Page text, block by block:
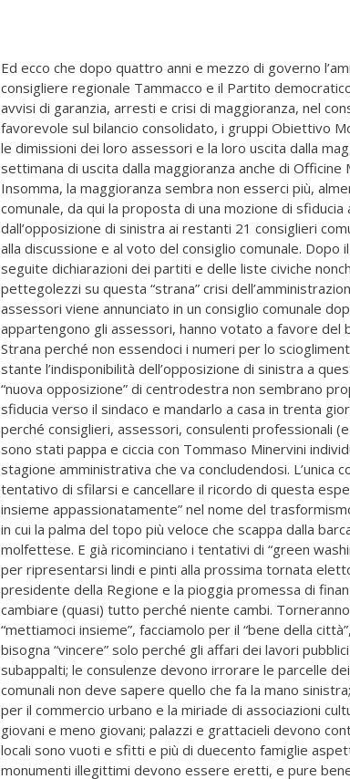
Ed ecco che dopo quattro anni e mezzo di governo
consigliere regionale Tammacco e il Partito
avvisi di garanzia, arresti e crisi di maggioranza, nel
favorevole sul bilancio consolidato, i gruppi Obiettivo
le dimissioni dei loro assessori e la loro uscita dalla
settimana di uscita dalla maggioranza anche di
Insomma, la maggioranza sembra non esserci più,
comunale, da qui la proposta di una mozione di
dall’opposizione di sinistra ai restanti 21 consiglieri
alla discussione e al voto del consiglio comunale.
seguite dichiarazioni dei partiti e delle liste civiche
pettegolezzi su questa “strana” crisi
assessori viene annunciato in un consiglio comunale
appartengono gli assessori, hanno votato a favore del
Strana perché non essendoci i numeri per lo
stante l’indisponibilità dell’opposizione di sinistra a
“nuova opposizione” di centrodestra non sembrano
sfiducia verso il sindaco e mandarlo a casa in trenta
perché consiglieri, assessori, consulenti professionali
sono stati pappa e ciccia con Tommaso Minervini
stagione amministrativa che va concludendosi. L’unica
tentativo di sfilarsi e cancellare il ricordo di questa
insieme appassionatamente” nel nome del
in cui la palma del topo più veloce che scappa dalla
molfettese. E già ricominciano i tentativi di “green
per ripresentarsi lindi e pinti alla prossima tornata
presidente della Regione e la pioggia promessa di
cambiare (quasi) tutto perché niente cambi.
“mettiamoci insieme”, facciamolo per il “bene della
bisogna “vincere” solo perché gli affari dei lavori
subappalti; le consulenze devono irrorare le parcelle
comunali non deve sapere quello che fa la mano
per il commercio urbano e la miriade di associazioni
giovani e meno giovani; palazzi e grattacieli devono
locali sono vuoti e sfitti e più di duecento famiglie
monumenti illegittimi devono essere eretti, e pure